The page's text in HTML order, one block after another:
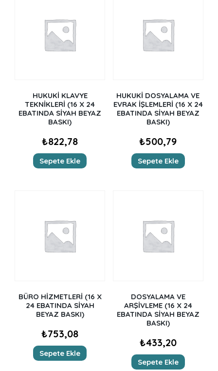
HUKUKİ KLAVYE
TEKNİKLERİ (16 X 24
EBATINDA SİYAH BEYAZ
BASKI)
₺822,78
Sepete Ekle
HUKUKİ DOSYALAMA VE
EVRAK İŞLEMLERİ (16 X 24
EBATINDA SİYAH BEYAZ
BASKI)
₺500,79
Sepete Ekle
BÜRO HİZMETLERİ (16 X
24 EBATINDA SİYAH
BEYAZ BASKI)
₺753,08
Sepete Ekle
DOSYALAMA VE
ARŞİVLEME (16 X 24
EBATINDA SİYAH BEYAZ
BASKI)
₺433,20
Sepete Ekle